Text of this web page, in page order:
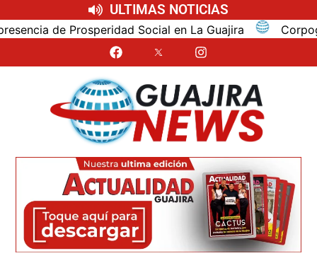
ULTIMAS NOTICIAS
de Prosperidad Social en La Guajira